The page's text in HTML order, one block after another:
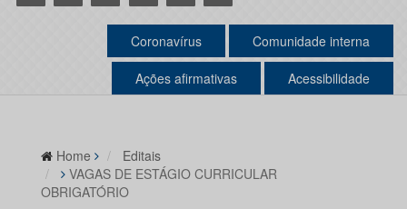
Coronavírus Comunidade interna
Ações afirmativas Acessibilidade
Home
Editais
VAGAS DE ESTÁGIO CURRICULAR
OBRIGATÓRIO